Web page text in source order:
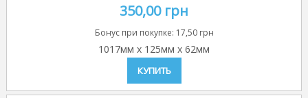
350,00 грн
Бонус при покупке: 17,50 грн
1017мм x 125мм x 62мм
КУПИТЬ